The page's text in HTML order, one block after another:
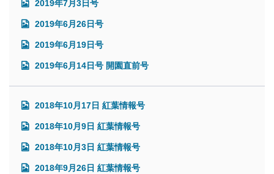
2019年7月3日号
2019年6月26日号
2019年6月19日号
2019年6月14日号 開園直前号
2018年10月17日 紅葉情報号
2018年10月9日 紅葉情報号
2018年10月3日 紅葉情報号
2018年9月26日 紅葉情報号